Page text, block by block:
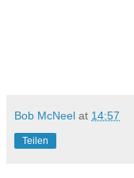
Bob McNeel at 14:57
Teilen